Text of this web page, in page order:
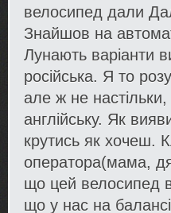
велосипед дали
Знайшов на
Лунають варіанти
російська. Я то
але ж не
англійську. Як
крутись як хочеш.
оператора(мама,
що цей велосипед
що у нас на